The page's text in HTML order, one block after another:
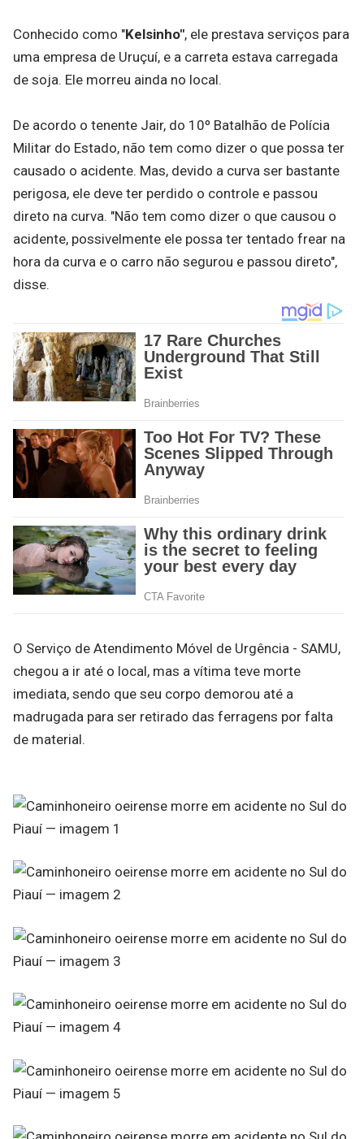
Conhecido como "Kelsinho", ele prestava serviços para
uma empresa de Uruçuí, e a carreta estava carregada
de soja. Ele morreu ainda no local.
De acordo o tenente Jair, do 10º Batalhão de Polícia
Militar do Estado, não tem como dizer o que possa ter
causado o acidente. Mas, devido a curva ser bastante
perigosa, ele deve ter perdido o controle e passou
direto na curva. "Não tem como dizer o que causou o
acidente, possivelmente ele possa ter tentado frear na
hora da curva e o carro não segurou e passou direto",
disse.
O Serviço de Atendimento Móvel de Urgência - SAMU,
chegou a ir até o local, mas a vítima teve morte
imediata, sendo que seu corpo demorou até a
madrugada para ser retirado das ferragens por falta
de material.